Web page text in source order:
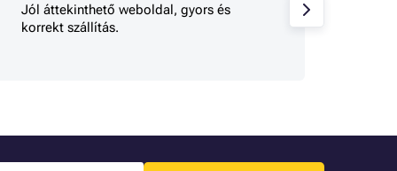
Jól áttekinthető weboldal, gyors és
korrekt szállítás.